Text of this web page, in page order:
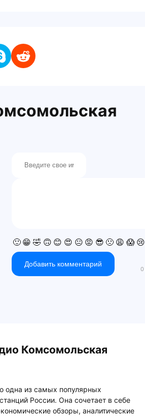
🙂 😁 🤣 🙃 😊 😍 😐 😡 😎 🙁 😩 😱 😢
Добавить комментарий
Комсомольская
одна из самых популярных
России. Она сочетает в себе
обзоры, аналитические